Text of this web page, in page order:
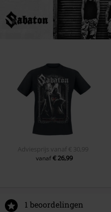
Adviesprijs vanaf € 30,99
vanaf€ 26,99
1 beoordelingen